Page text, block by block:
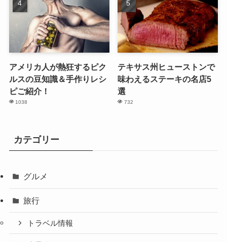
アメリカ人が熱狂するピク
ルスの豆知識＆手作りレシ
ピご紹介！
1038
テキサス州ヒューストンで
味わえるステーキの名店5
選
732
カテゴリー
グルメ
旅行
トラベル情報